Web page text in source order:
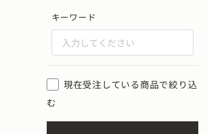
キーワード
現在受注している商品で絞り込
む